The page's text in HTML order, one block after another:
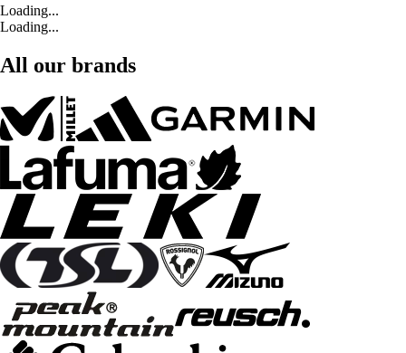
Loading...
Loading...
All our brands